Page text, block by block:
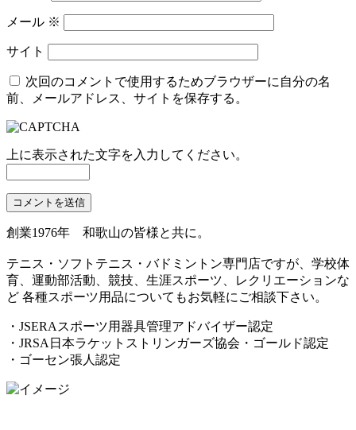
メール ※
サイト
次回のコメントで使用するためブラウザーに自分の名
前、メールアドレス、サイトを保存する。
上に表示された文字を入力してください。
創業1976年 和歌山の皆様と共に。
テニス・ソフトテニス・バドミントン専門店ですが、学校体
育、運動部活動、競技、生涯スポーツ、レクリエーションな
ど 各種スポーツ用品についてもお気軽にご相談下さい。
・JSERAスポーツ用器具管理アドバイザー認定
・JRSA日本ラケットストリンガーズ協会・ゴールド認定
・ゴーセン張人認定